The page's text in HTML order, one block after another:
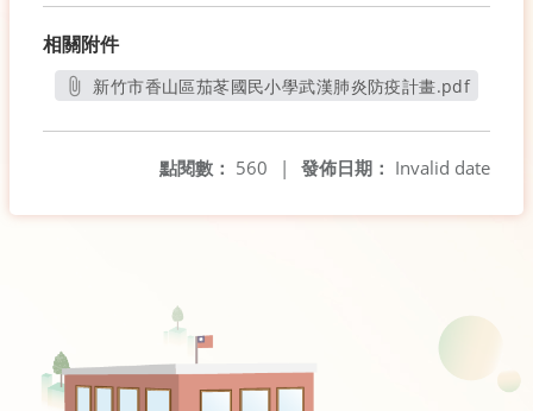
相關附件
新竹市香山區茄苳國民小學武漢肺炎防疫計畫.pdf
發佈日期： Invalid date
點閱數： 560 |